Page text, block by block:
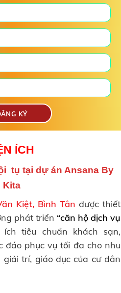
ÍCH
tụ tại dự án Ansana By
Kita
Kiệt, Bình Tân được thiết
phát triển “căn hộ dịch vụ
tiêu chuẩn khách sạn,
đáo phục vụ tối đa cho nhu
trí, giáo dục của cư dân